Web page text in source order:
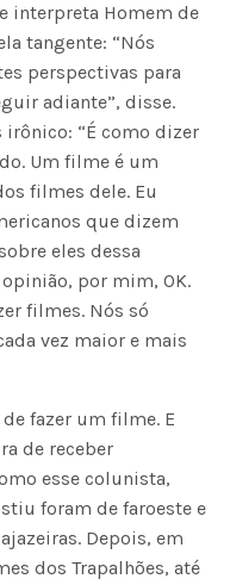
interpreta Homem de
tangente: “Nós
perspectivas para
adiante”, disse.
irônico: “É como dizer
Um filme é um
filmes dele. Eu
que dizem
eles dessa
por mim, OK.
filmes. Nós só
vez maior e mais
fazer um filme. E
de receber
esse colunista,
foram de faroeste e
Depois, em
dos Trapalhões, até